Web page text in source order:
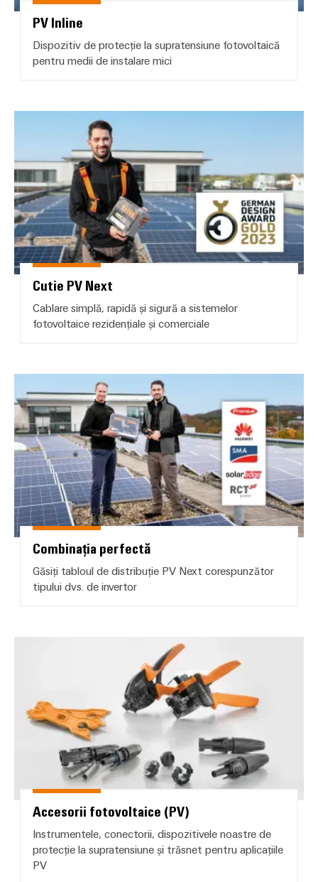
PV Inline
Dispozitiv de protecție la supratensiune fotovoltaică
pentru medii de instalare mici
Cutie PV Next
Cablare simplă, rapidă și sigură a sistemelor
fotovoltaice rezidențiale și comerciale
Combinația perfectă
Combinația perfectă
Găsiți tabloul de distribuție PV Next corespunzător
tipului dvs. de invertor
Accesorii fotovoltaice (PV)
Accesorii fotovoltaice (PV)
Instrumentele, conectorii, dispozitivele noastre de
protecție la supratensiune și trăsnet pentru aplicațiile
PV